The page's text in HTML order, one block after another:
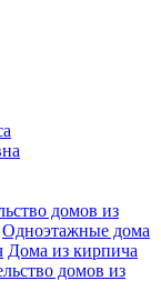
домов из
Одноэтажные дома
Дома из кирпича
домов из